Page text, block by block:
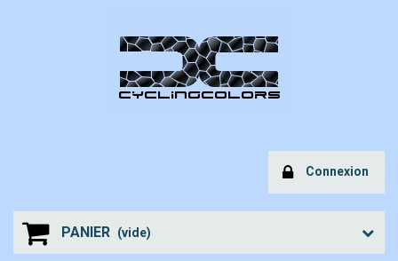
Connexion
PANIER (vide)